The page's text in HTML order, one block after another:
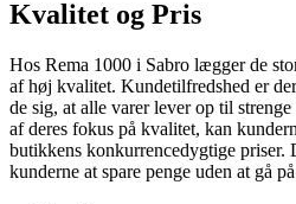
Kvalitet og Pris
Hos Rema 1000 i Sabro lægger de
af høj kvalitet. Kundetilfredshed er
de sig, at alle varer lever op til
af deres fokus på kvalitet, kan
butikkens konkurrencedygtige priser.
kunderne at spare penge uden at gå